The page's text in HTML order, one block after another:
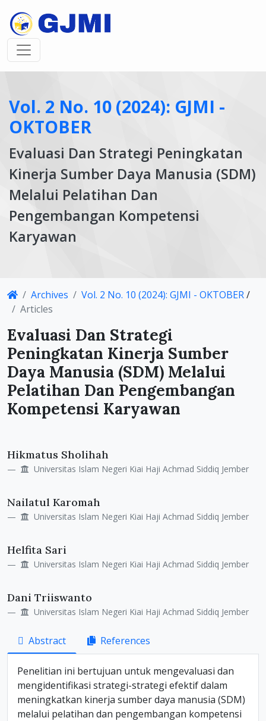
Vol. 2 No. 10 (2024): GJMI -
OKTOBER
Evaluasi Dan Strategi Peningkatan
Kinerja Sumber Daya Manusia (SDM)
Melalui Pelatihan Dan
Pengembangan Kompetensi
Karyawan
DetailsArchives Vol. 2 No. 10 (2024): GJMI - OKTOBER/
Articles
Evaluasi Dan Strategi
Peningkatan Kinerja Sumber
Daya Manusia (SDM) Melalui
Pelatihan Dan Pengembangan
Kompetensi Karyawan
Article
Content
Hikmatus Sholihah
Universitas Islam Negeri Kiai Haji Achmad Siddiq Jember
Nailatul Karomah
Universitas Islam Negeri Kiai Haji Achmad Siddiq Jember
Helfita Sari
Universitas Islam Negeri Kiai Haji Achmad Siddiq Jember
Dani Triiswanto
Universitas Islam Negeri Kiai Haji Achmad Siddiq Jember
Abstract References
Penelitian ini bertujuan untuk mengevaluasi dan
mengidentifikasi strategi-strategi efektif dalam
meningkatkan kinerja sumber daya manusia (SDM)
melalui pelatihan dan pengembangan kompetensi